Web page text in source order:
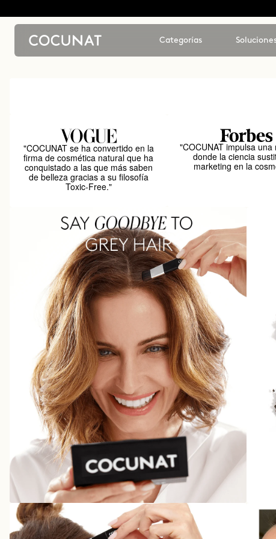
Categorías
"COCUNAT se ha convertido en la
firma de cosmética natural que ha
conquistado a las que más saben
de belleza gracias a su filosofía
Toxic-Free."
"COCUNAT impulsa una
donde la ciencia
marketing en la